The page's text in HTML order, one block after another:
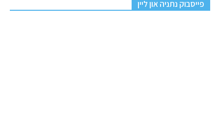
פייסבוק נתניה און ליין